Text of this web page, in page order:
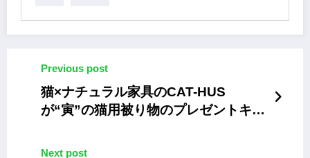
Previous post
猫×ナチュラル家具のCAT-HUS
が“寅”の猫用被り物のプレゼントキャ
Next post